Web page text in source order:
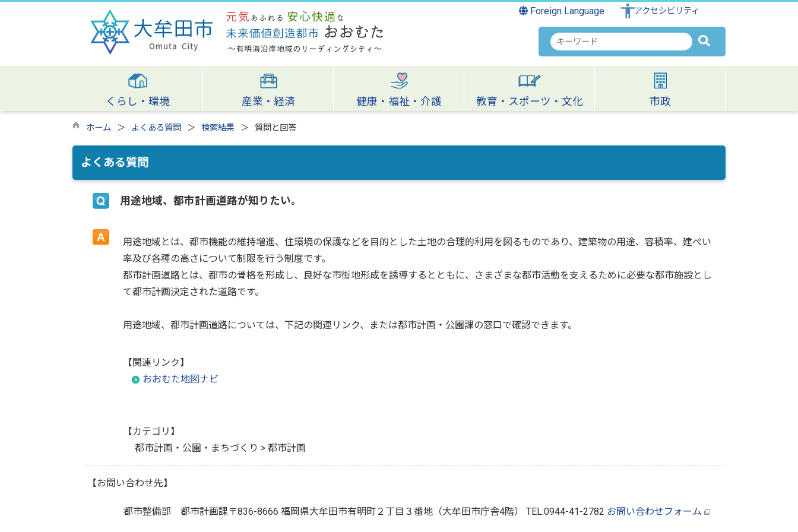
Foreign Language アクセシビリティ
検
索
キ
ワ
ー
くらし・環境 産業・経済 健康・福祉・介護 教育・スポーツ・文化 市政
ホーム よくある質問 検索結果 質問と回答
よくある質問
用途地域、都市計画道路が知りたい。
用途地域とは、都市機能の維持増進、住環境の保護などを目的とした土地の合理的利用を図るものであり、建築物の用途、容積率、建ぺい
率及び各種の高さについて制限を行う制度です。
都市計画道路とは、都市の骨格を形成し、良好な市街地形成を誘導するとともに、さまざまな都市活動を支えるために必要な都市施設とし
て都市計画決定された道路です。
用途地域、都市計画道路については、下記の関連リンク、または都市計画・公園課の窓口で確認できます。
【関連リンク】
おおむた地図ナビ
【カテゴリ】
都市計画・公園・まちづくり > 都市計画
【お問い合わせ先】
都市整備部 都市計画課 〒836-8666 福岡県大牟田市有明町２丁目３番地（大牟田市庁舎4階） TEL:0944-41-2782 お問い合わせフォーム